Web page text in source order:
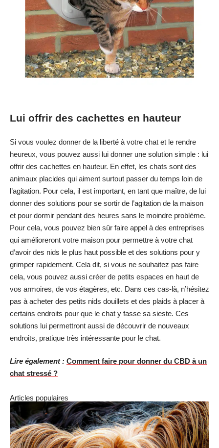
Lui offrir des cachettes en hauteur
Si vous voulez donner de la liberté à votre chat et le rendre
heureux, vous pouvez aussi lui donner une solution simple : lui
offrir des cachettes en hauteur. En effet, les chats sont des
animaux placides qui aiment surtout passer du temps loin de
l’agitation. Pour cela, il est important, en tant que maître, de lui
donner des solutions pour se sortir de l’agitation de la maison
et pour dormir pendant des heures sans le moindre problème.
Pour cela, vous pouvez bien sûr faire appel à des entreprises
qui amélioreront votre maison pour permettre à votre chat
d’avoir des nids le plus haut possible et des solutions pour y
grimper rapidement. Cela dit, si vous ne souhaitez pas faire
cela, vous pouvez aussi créer de petits espaces en haut de
vos armoires, de vos étagères, etc. Dans ces cas-là, n’hésitez
pas à acheter des petits nids douillets et des plaids à placer à
certains endroits pour que le chat y fasse sa sieste. Ces
solutions lui permettront aussi de découvrir de nouveaux
endroits, pratique très intéressante pour le chat.
Lire également : Comment faire pour donner du CBD à un
chat stressé ?
Articles populaires